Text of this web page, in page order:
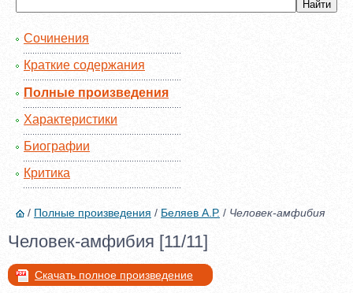
Сочинения
Краткие содержания
Полные произведения
Характеристики
Биографии
Критика
/ Полные произведения / Беляев А.Р. / Человек-амфибия
Человек-амфибия [11/11]
Скачать полное произведение